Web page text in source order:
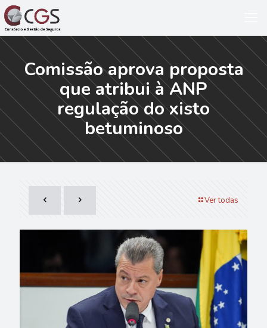
Comissão aprova proposta
que atribui à ANP
regulação do xisto
betuminoso
Ver todas